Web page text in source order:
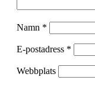
Namn *
E-postadress *
Webbplats